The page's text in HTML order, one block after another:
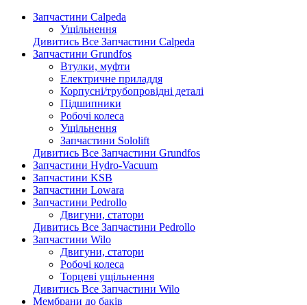
Запчастини Calpeda
Ущільнення
Дивитись Все Запчастини Calpeda
Запчастини Grundfos
Втулки, муфти
Електричне приладдя
Корпусні/трубопровідні деталі
Підшипники
Робочі колеса
Ущільнення
Запчастини Sololift
Дивитись Все Запчастини Grundfos
Запчастини Hydro-Vacuum
Запчастини KSB
Запчастини Lowara
Запчастини Pedrollo
Двигуни, статори
Дивитись Все Запчастини Pedrollo
Запчастини Wilo
Двигуни, статори
Робочі колеса
Торцеві ущільнення
Дивитись Все Запчастини Wilo
Мембрани до баків